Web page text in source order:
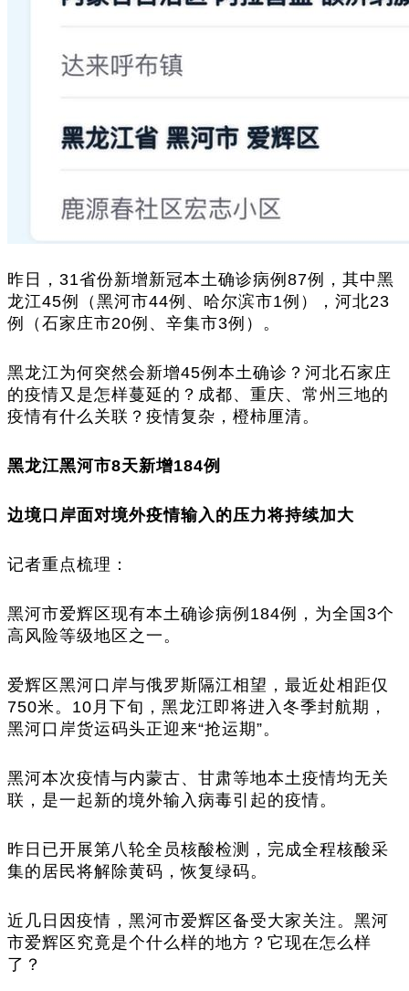
昨日，31省份新增新冠本土确诊病例87例，其中黑
龙江45例（黑河市44例、哈尔滨市1例），河北23
例（石家庄市20例、辛集市3例）。
黑龙江为何突然会新增45例本土确诊？河北石家庄
的疫情又是怎样蔓延的？成都、重庆、常州三地的
疫情有什么关联？疫情复杂，橙柿厘清。
黑龙江黑河市8天新增184例
边境口岸面对境外疫情输入的压力将持续加大
记者重点梳理：
黑河市爱辉区现有本土确诊病例184例，为全国3个
高风险等级地区之一。
爱辉区黑河口岸与俄罗斯隔江相望，最近处相距仅
750米。10月下旬，黑龙江即将进入冬季封航期，
黑河口岸货运码头正迎来“抢运期”。
黑河本次疫情与内蒙古、甘肃等地本土疫情均无关
联，是一起新的境外输入病毒引起的疫情。
昨日已开展第八轮全员核酸检测，完成全程核酸采
集的居民将解除黄码，恢复绿码。
近几日因疫情，黑河市爱辉区备受大家关注。黑河
市爱辉区究竟是个什么样的地方？它现在怎么样
了？